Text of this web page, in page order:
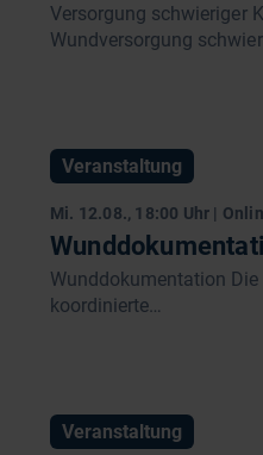
Versorgung schwieriger
Wundversorgung
Veranstaltung
Mi. 12.08., 18:00 Uhr |
Wunddokumentation
koordinierte…
Veranstaltung